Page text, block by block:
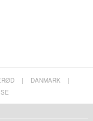
| DANMARK
|